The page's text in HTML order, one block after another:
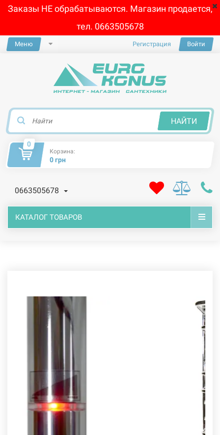
Заказы НЕ обрабатываются. Магазин продается,
тел. 0663505678
Меню Регистрация Войти
НАЙТИ
0
Корзина:
0 грн
0663505678
КАТАЛОГ ТОВАРОВ